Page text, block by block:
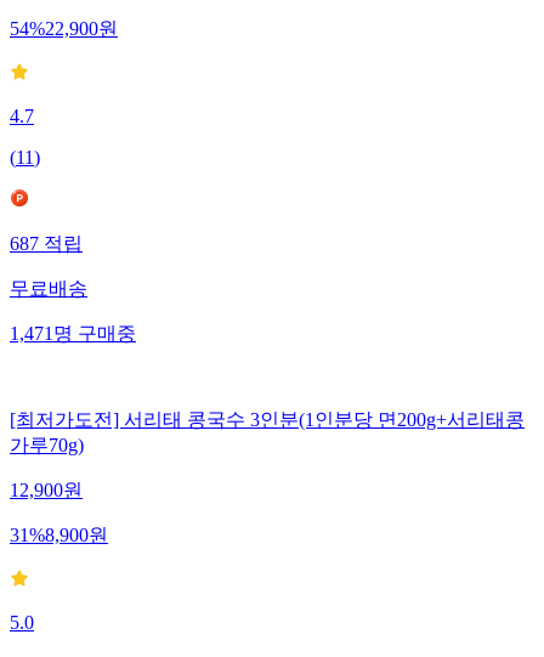
54%22,900원
4.7
(11)
687 적립
무료배송
1,471 명 구매중
[최저가도전] 서리태 콩국수 3인분(1인분당 면200g+서리태콩
가루70g)
12,900원
31%8,900원
5.0